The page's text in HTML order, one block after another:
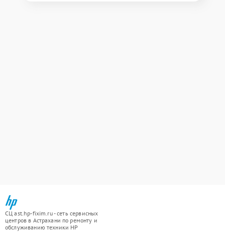
СЦ ast.hp-fixim.ru - сеть сервисных
центров в Астрахани по ремонту и
обслуживанию техники HP